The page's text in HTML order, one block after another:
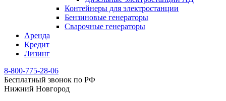
Контейнеры для электростанции
Бензиновые генераторы
Сварочные генераторы
Аренда
Кредит
Лизинг
8-800-775-28-06
Бесплатный звонок по РФ
Нижний Новгород